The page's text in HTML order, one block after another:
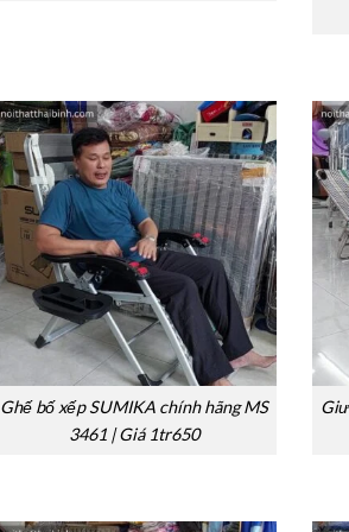
Ghế bố xếp SUMIKA chính hãng MS
3461 | Giá 1tr650